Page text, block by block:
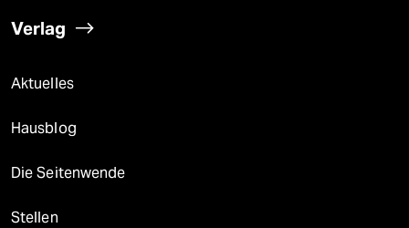
Verlag
Aktuelles
Hausblog
Die Seitenwende
Stellen